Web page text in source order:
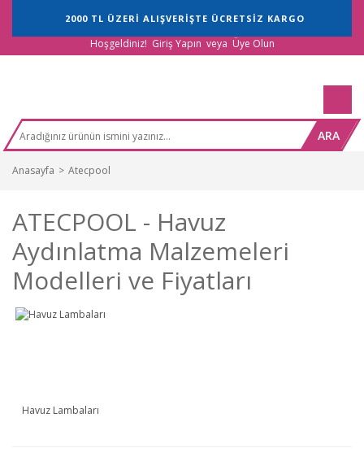
2000 TL ÜZERİ ALIŞVERİŞTE ÜCRETSİZ KARGO
Hoşgeldiniz! Giriş Yapın veya Üye Olun
ARA
Anasayfa Atecpool
ATECPOOL - Havuz
Aydınlatma Malzemeleri
Modelleri ve Fiyatları
Havuz Lambaları